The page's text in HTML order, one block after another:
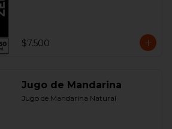
$7.500
Jugo de Mandarina
Jugo de Mandarina Natural